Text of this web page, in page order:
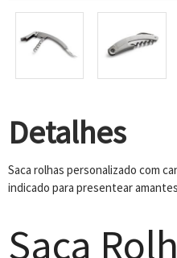
Detalhes
Saca rolhas personalizado com
indicado para presentear
Saca